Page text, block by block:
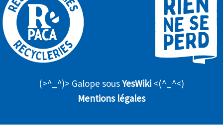
(>^_^)> Galope sousYesWiki <(^_^<)
Mentions légales